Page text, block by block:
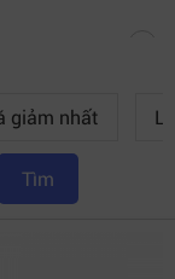
giảm nhất
Tìm